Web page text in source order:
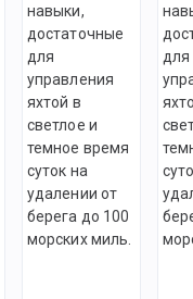
навыки,
достаточные
для
управления
яхтой в
светлое и
темное время
суток на
удалении от
берега до 100
морских миль.
для